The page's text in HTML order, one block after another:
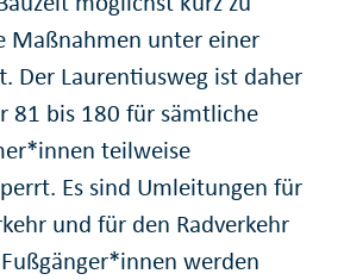
Maßnahmen unter einer
Der Laurentiusweg ist daher
81 bis 180 für sämtliche
teilweise
Es sind Umleitungen für
und für den Radverkehr
werden